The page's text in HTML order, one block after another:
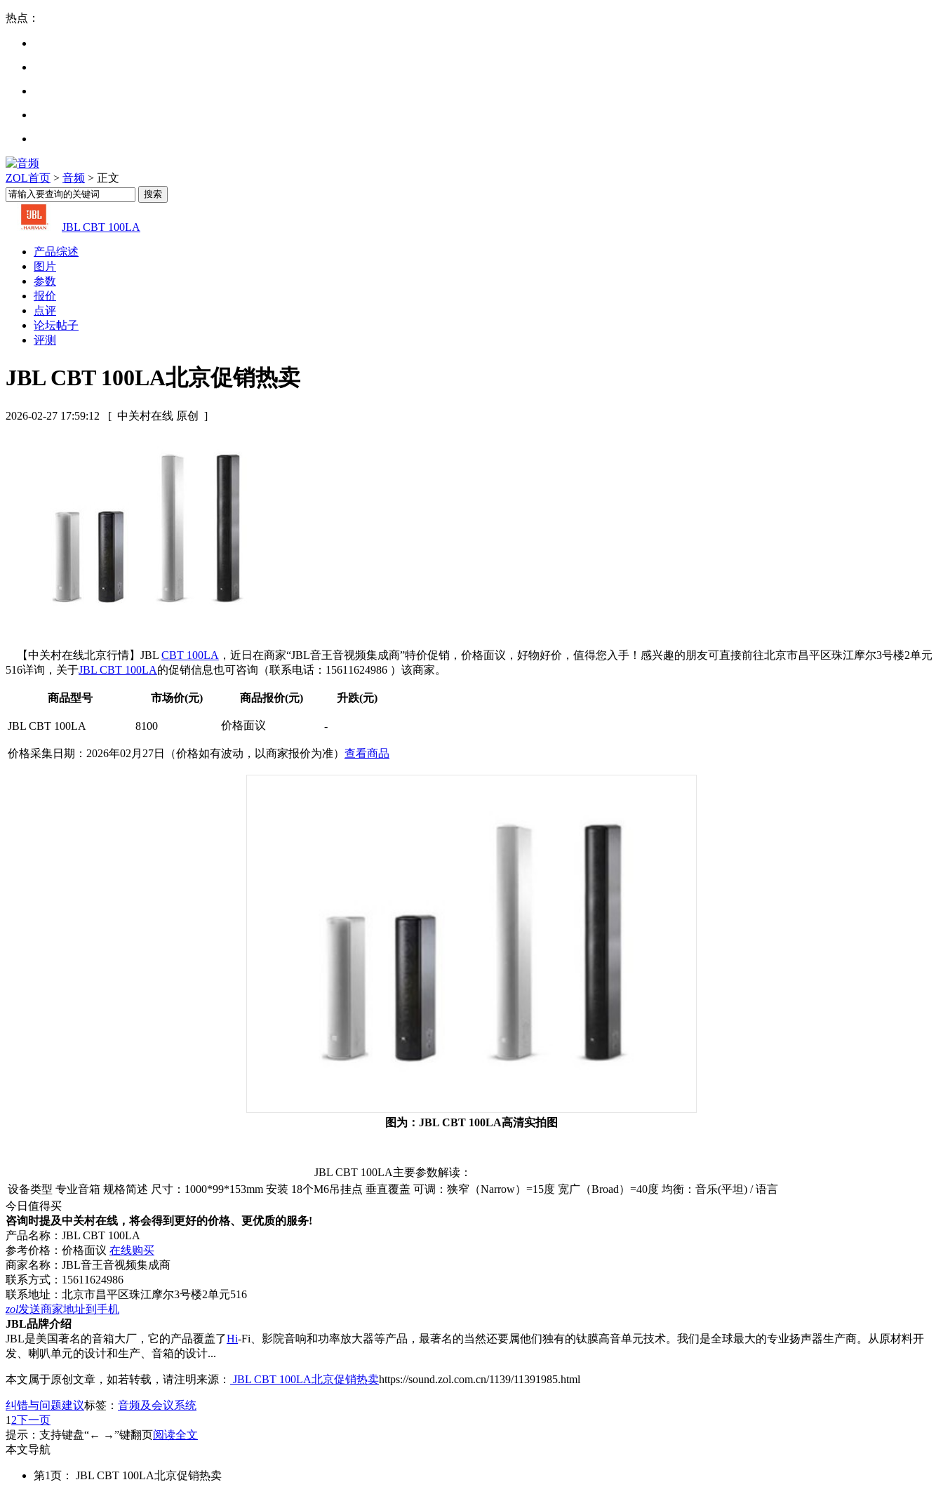
热点：
ZOL首页 > 音频 > 正文
JBL CBT 100LA
产品综述
图片
参数
报价
点评
论坛帖子
评测
JBL CBT 100LA北京促销热卖
2026-02-27 17:59:12 [ 中关村在线 原创 ]
【中关村在线北京行情】JBL CBT 100LA ，近日在商家“JBL音王音视频集成商”特价促销，价格面议，好物好价，值得您入手！感兴趣的朋友可直接前往北京市昌平区珠江摩尔3号楼2单元
516详询，关于JBL CBT 100LA的促销信息也可咨询（联系电话：15611624986 ）该商家。
商品型号 市场价(元) 商品报价(元) 升跌(元)
JBL CBT 100LA 8100 价格面议 -
价格采集日期：2026年02月27日（价格如有波动，以商家报价为准） 查看商品
图为：JBL CBT 100LA高清实拍图
JBL CBT 100LA主要参数解读：
设备类型 专业音箱 规格简述 尺寸：1000*99*153mm 安装 18个M6吊挂点 垂直覆盖 可调：狭窄（Narrow）=15度 宽广（Broad）=40度 均衡：音乐(平坦) / 语言
今日值得买
咨询时提及中关村在线，将会得到更好的价格、更优质的服务!
产品名称： JBL CBT 100LA
参考价格： 价格面议 在线购买
商家名称： JBL音王音视频集成商
联系方式： 15611624986
联系地址： 北京市昌平区珠江摩尔3号楼2单元516
zol发送商家地址到手机
JBL品牌介绍
JBL是美国著名的音箱大厂，它的产品覆盖了Hi-Fi、影院音响和功率放大器等产品，最著名的当然还要属他们独有的钛膜高音单元技术。我们是全球最大的专业扬声器生产商。从原材料开
发、喇叭单元的设计和生产、音箱的设计...
本文属于原创文章，如若转载，请注明来源： JBL CBT 100LA北京促销热卖https://sound.zol.com.cn/1139/11391985.html
纠错与问题建议标签： 音频及会议系统
1 2下一页
提示：支持键盘“← →”键翻页阅读全文
本文导航
第1页： JBL CBT 100LA北京促销热卖